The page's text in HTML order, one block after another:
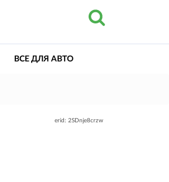
ВСЕ ДЛЯ АВТО
erid: 2SDnje8crzw